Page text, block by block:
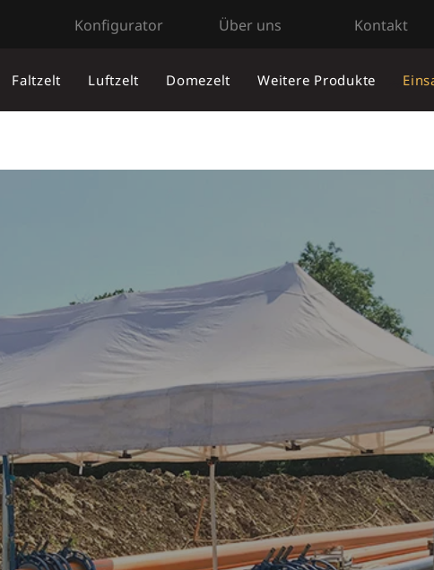
Konfigurator Über uns Kontakt
Faltzelt Luftzelt Domezelt Weitere Produkte